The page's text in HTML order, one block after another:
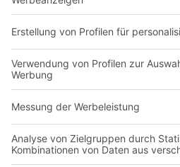
Transportsysteme
Dienstleistungen
Unternehmen
Über uns
Produktionsstandorte
Karriere
Follow us